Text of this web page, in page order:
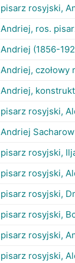
pisarz rosyjski,
Andriej, ros.
Andriej (1856-
Andriej, czołowy
Andriej,
pisarz rosyjski,
Andriej
pisarz rosyjski,
pisarz rosyjski,
pisarz rosyjski,
pisarz rosyjski,
pisarz rosyjski,
pisarz rosyjski,